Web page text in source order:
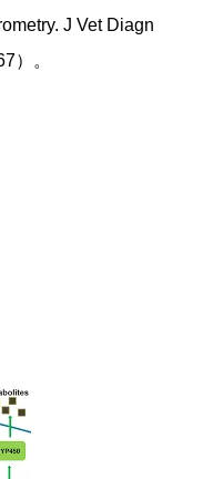
J Vet Diagn
）。